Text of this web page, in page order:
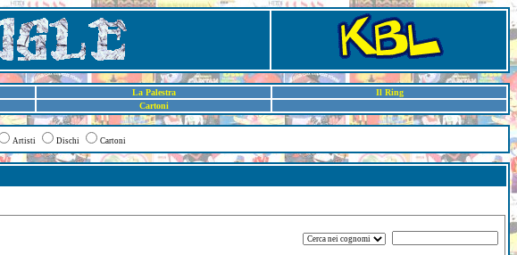
La Palestra
Il Ring
Cartoni
Artisti Dischi Cartoni